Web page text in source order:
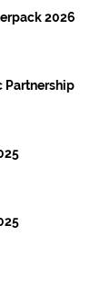
2026
Partnership